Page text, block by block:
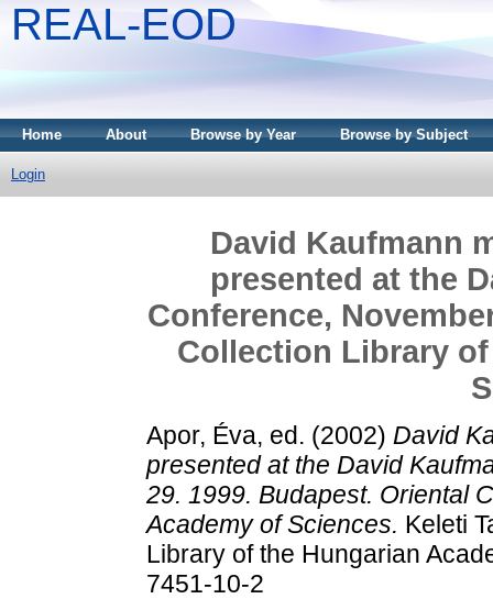
REAL-EOD
Home About Browse by Year Browse by Subject
Login
David Kaufmann
presented at the
Conference,
Collection Library
Apor, Éva, ed. (2002) David
presented at the David
29. 1999. Budapest. Oriental
Academy of Sciences. Keleti
Library of the Hungarian
7451-10-2